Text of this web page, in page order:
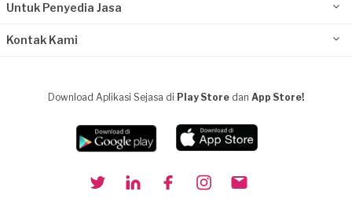
Untuk Penyedia Jasa
Kontak Kami
Download Aplikasi Sejasa di Play Store dan App Store!